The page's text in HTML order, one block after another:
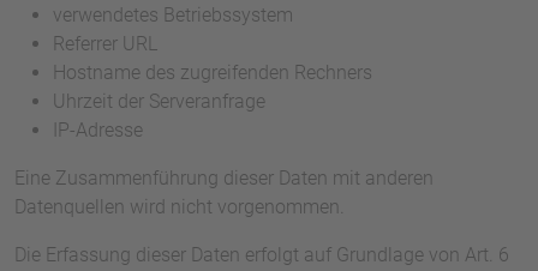
verwendetes Betriebssystem
Referrer URL
Hostname des zugreifenden Rechners
Uhrzeit der Serveranfrage
IP-Adresse
Eine Zusammenführung dieser Daten mit anderen
Datenquellen wird nicht vorgenommen.
Die Erfassung dieser Daten erfolgt auf Grundlage von Art. 6